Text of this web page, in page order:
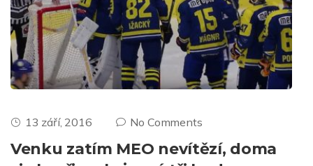
13 září, 2016 No Comments
Venku zatím MEO nevítězí, doma